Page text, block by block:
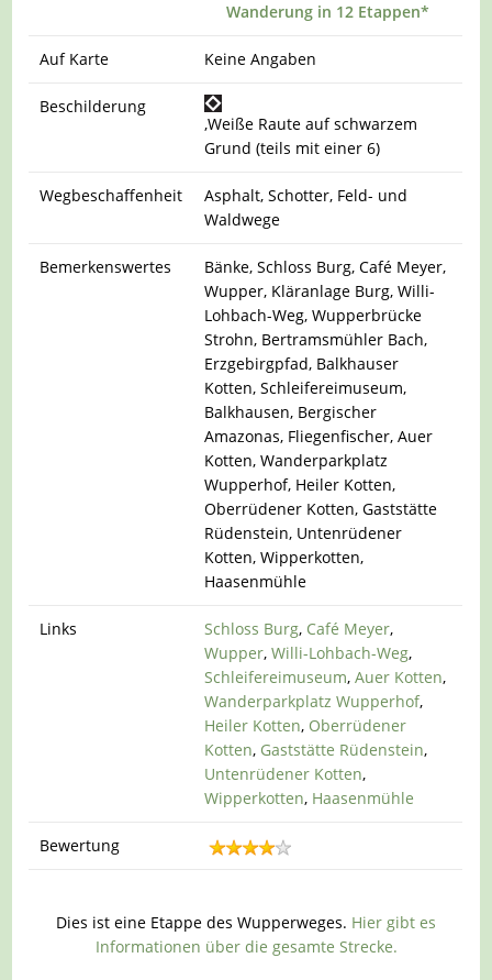
Wanderung in 12 Etappen*
Auf Karte Keine Angaben
Beschilderung
,Weiße Raute auf schwarzem
Grund (teils mit einer 6)
Wegbeschaffenheit
Asphalt, Schotter, Feld- und
Waldwege
Bemerkenswertes
Bänke, Schloss Burg, Café Meyer,
Wupper, Kläranlage Burg, Willi-
Lohbach-Weg, Wupperbrücke
Strohn, Bertramsmühler Bach,
Erzgebirgpfad, Balkhauser
Kotten, Schleifereimuseum,
Balkhausen, Bergischer
Amazonas, Fliegenfischer, Auer
Kotten, Wanderparkplatz
Wupperhof, Heiler Kotten,
Oberrüdener Kotten, Gaststätte
Rüdenstein, Untenrüdener
Kotten, Wipperkotten,
Haasenmühle
Links Schloss Burg, Café Meyer,
Wupper,Willi-Lohbach-Weg,
Schleifereimuseum,Auer Kotten,
Wanderparkplatz Wupperhof,
Heiler Kotten, Oberrüdener
Kotten, Gaststätte Rüdenstein,
Untenrüdener Kotten,
Wipperkotten, Haasenmühle
Bewertung
Dies ist eine Etappe des Wupperweges. Hier gibt es
Informationen über die gesamte Strecke.